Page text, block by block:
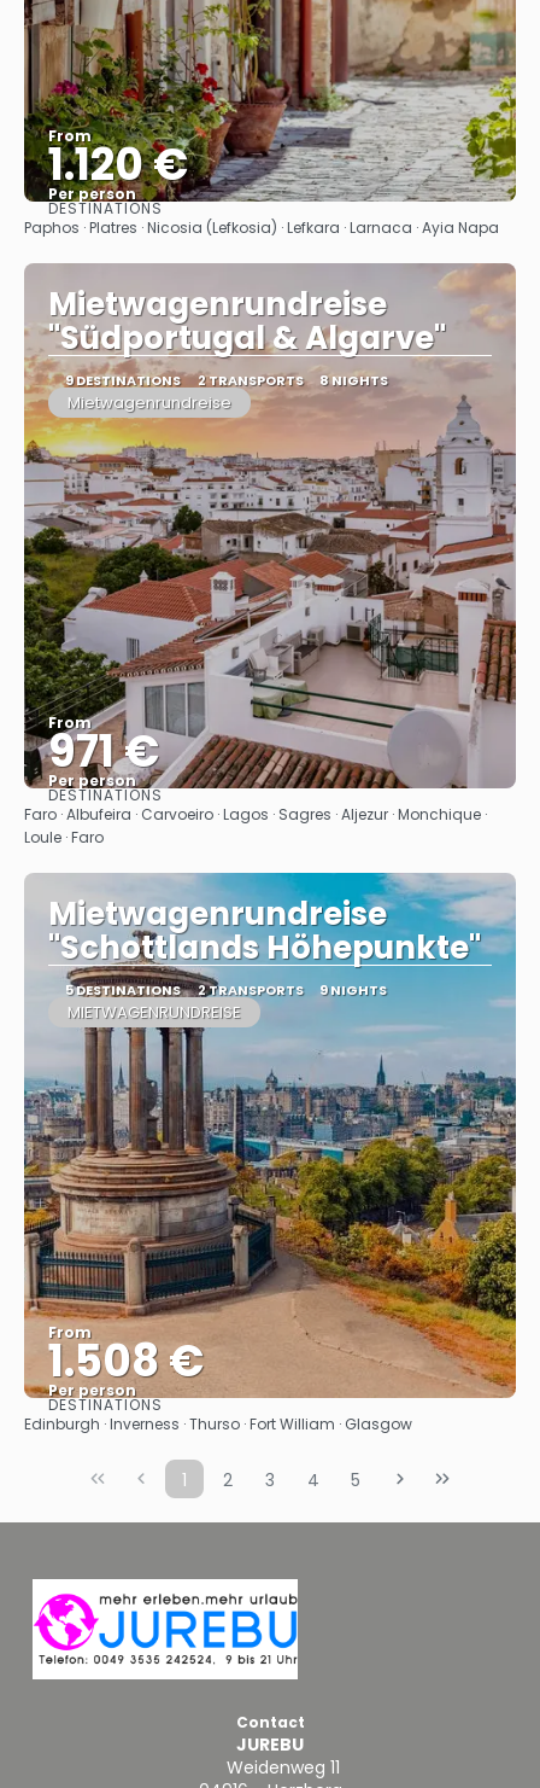
From
1.120 €
Per person
See
DESTINATIONS
Paphos · Platres · Nicosia (Lefkosia) · Lefkara · Larnaca · Ayia Napa
Mietwagenrundreise
"Südportugal & Algarve"
9 DESTINATIONS 2 TRANSPORTS 8 NIGHTS
Mietwagenrundreise
From
971 €
Per person
See
DESTINATIONS
Faro · Albufeira · Carvoeiro · Lagos · Sagres · Aljezur · Monchique ·
Loule · Faro
Mietwagenrundreise
"Schottlands Höhepunkte"
5 DESTINATIONS 2 TRANSPORTS 9 NIGHTS
MIETWAGENRUNDREISE
From
1.508 €
Per person
See
DESTINATIONS
Edinburgh · Inverness · Thurso · Fort William · Glasgow
1 2 3 4 5
Contact
JUREBU
Weidenweg 11